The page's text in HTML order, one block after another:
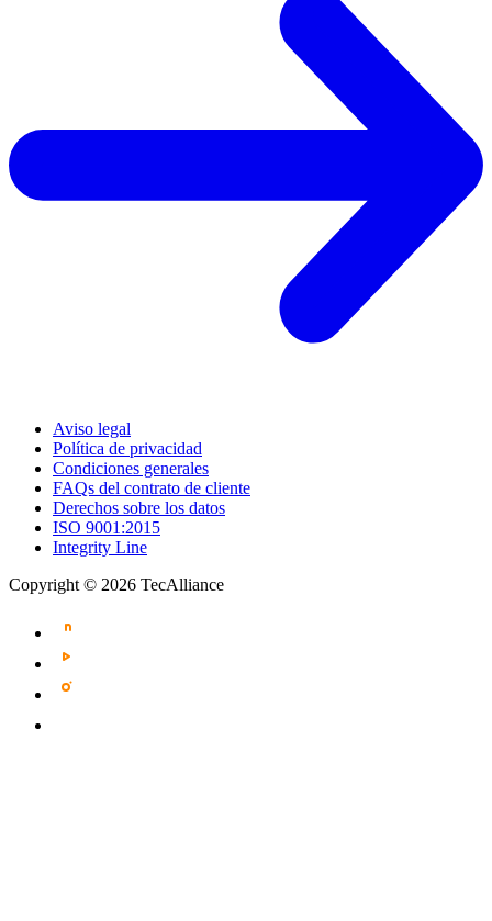
Aviso legal
Política de privacidad
Condiciones generales
FAQs del contrato de cliente
Derechos sobre los datos
ISO 9001:2015
Integrity Line
Copyright © 2026 TecAlliance